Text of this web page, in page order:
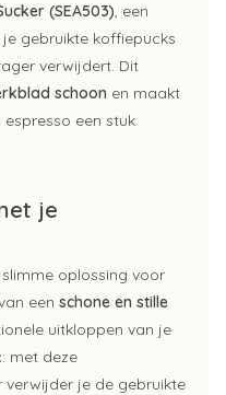
(SEA503), een
gebruikte koffiepucks
verwijdert. Dit
schoon en maakt
een stuk
je
slimme oplossing voor
een schone en stille
uitkloppen van je
met deze
verwijder je de gebruikte